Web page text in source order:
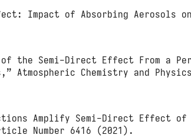
Impact of Absorbing Aerosols
the Semi-Direct Effect From a
Atmospheric Chemistry and Physics
Amplify Semi-Direct Effect of
Number 6416 (2021).